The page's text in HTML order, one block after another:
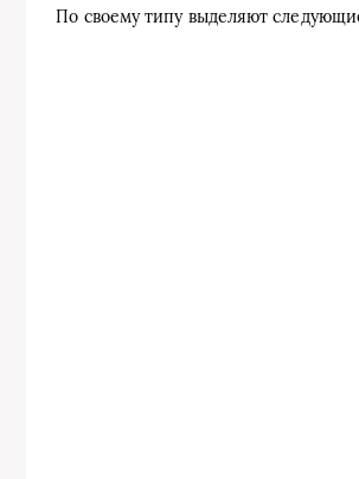
По своему типу выделяют